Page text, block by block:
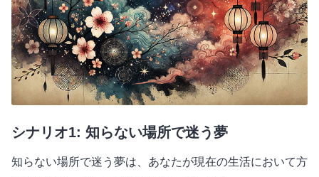
シナリオ1: 知らない場所で迷う夢
知らない場所で迷う夢は、あなたが現在の生活において方